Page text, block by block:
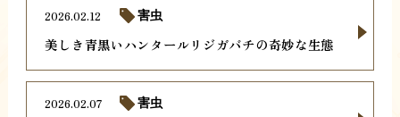
美しき青黒いハンタールリジガバチの奇妙な生態
2026.02.12 害虫
2026.02.07 害虫